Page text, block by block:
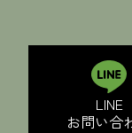
LINE
お問い合